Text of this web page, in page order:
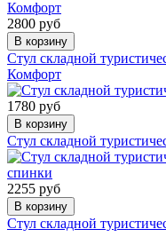
2800 руб
В корзину
Стул складной
Комфорт
1780 руб
В корзину
Стул складной
2255 руб
В корзину
Стул складной